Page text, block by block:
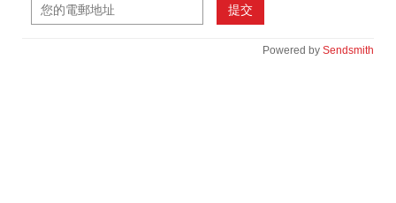
提交
Powered by Sendsmith